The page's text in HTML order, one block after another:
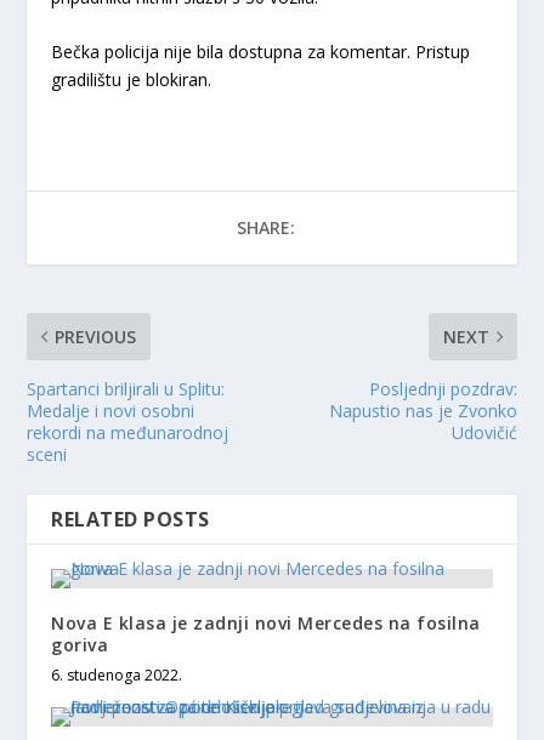
Bečka policija nije bila dostupna za komentar. Pristup
gradilištu je blokiran.
SHARE:
PREVIOUS
Spartanci briljirali u Splitu:
Medalje i novi osobni
rekordi na međunarodnoj
sceni
NEXT
Posljednji pozdrav:
Napustio nas je Zvonko
Udovičić
RELATED POSTS
Nova E klasa je zadnji novi Mercedes na fosilna
goriva
6. studenoga 2022.